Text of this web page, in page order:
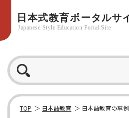
TOP 日本語教育 日本語教育の事例